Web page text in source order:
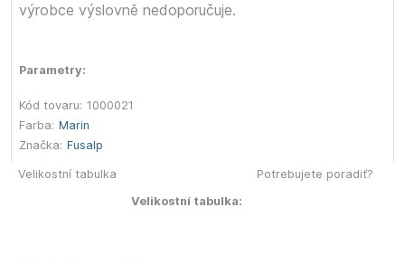
výrobce výslovně nedoporučuje.
Parametry:
Kód tovaru: 1000021
Farba: Marin
Značka: Fusalp
Velikostní tabulka
Velikostní tabulka:
Potrebujete poradiť?